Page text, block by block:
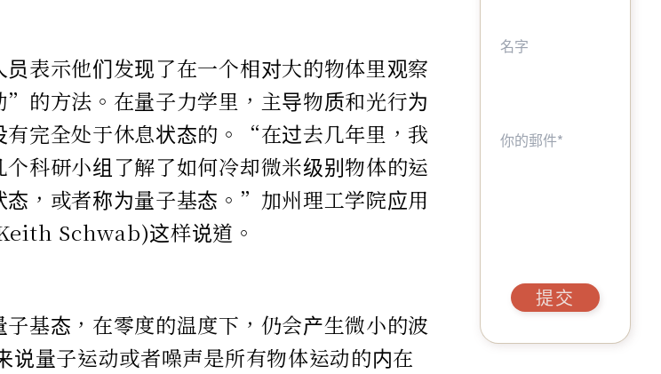
表示他们发现了在一个相对大的物体里观察
的方法。在量子力学里，主导物质和光行为
有完全处于休息状态的。“在过去几年里，我
科研小组了解了如何冷却微米级别物体的运
，或者称为量子基态。”加州理工学院应用
Schwab)这样说道。
基态，在零度的温度下，仍会产生微小的波
量子运动或者噪声是所有物体运动的内在
提交